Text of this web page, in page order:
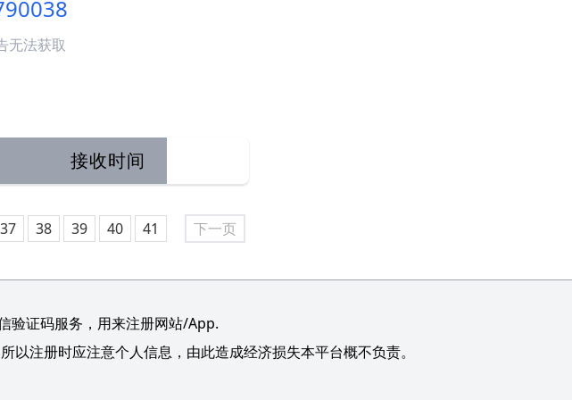
无法获取
接收时间
37 38 39 40 41 下一页
验证码服务，用来注册网站/App.
注册时应注意个人信息，由此造成经济损失本平台概不负责。